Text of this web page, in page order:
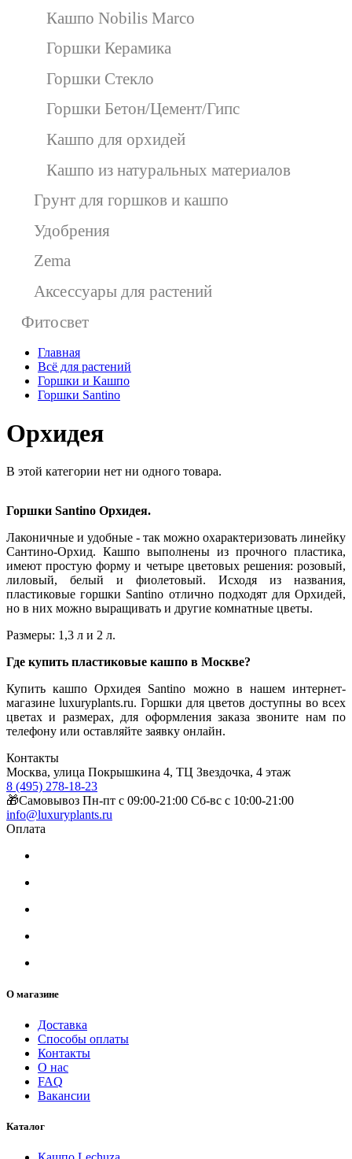
Кашпо Nobilis Marco
Горшки Керамика
Горшки Стекло
Горшки Бетон/Цемент/Гипс
Кашпо для орхидей
Кашпо из натуральных материалов
Грунт для горшков и кашпо
Удобрения
Zema
Аксессуары для растений
Фитосвет
Главная
Всё для растений
Горшки и Кашпо
Горшки Santino
Орхидея
В этой категории нет ни одного товара.
Горшки Santino Орхидея.
Лаконичные и удобные - так можно охарактеризовать линейку
Сантино-Орхид. Кашпо выполнены из прочного пластика,
имеют простую форму и четыре цветовых решения: розовый,
лиловый, белый и фиолетовый. Исходя из названия,
пластиковые горшки Santino отлично подходят для Орхидей,
но в них можно выращивать и другие комнатные цветы.
Размеры: 1,3 л и 2 л.
Где купить пластиковые кашпо в Москве?
Купить кашпо Орхидея Santino можно в нашем интернет-
магазине luxuryplants.ru. Горшки для цветов доступны во всех
цветах и размерах, для оформления заказа звоните нам по
телефону или оставляйте заявку онлайн.
Контакты
Москва, улица Покрышкина 4, ТЦ Звездочка, 4 этаж
8 (495) 278-18-23
🎁Самовывоз Пн-пт с 09:00-21:00 Сб-вс с 10:00-21:00
info@luxuryplants.ru
Оплата
О магазине
Доставка
Способы оплаты
Контакты
О нас
FAQ
Вакансии
Каталог